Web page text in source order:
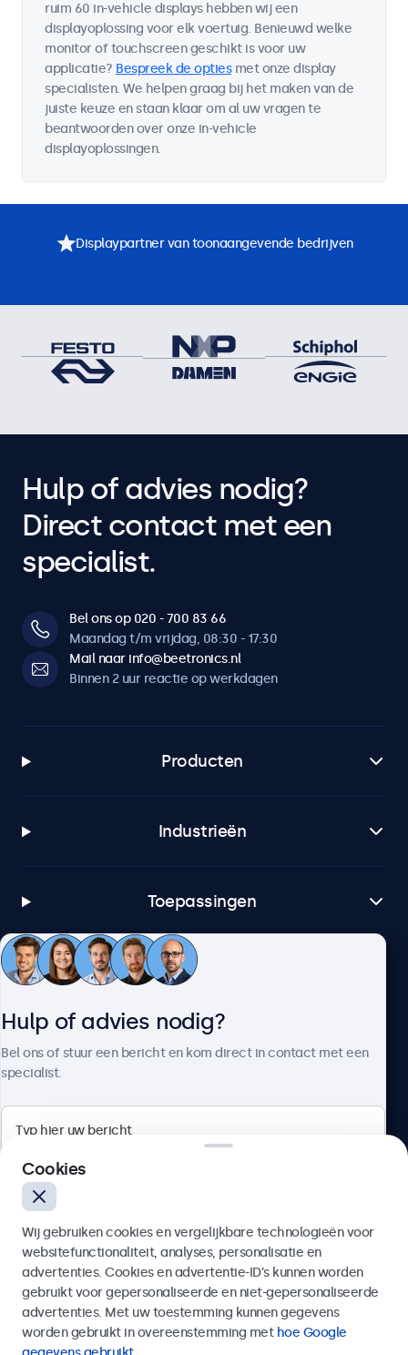
ruim 60 in-vehicle displays hebben wij een
displayoplossing voor elk voertuig. Benieuwd welke
monitor of touchscreen geschikt is voor uw
applicatie? Bespreek de optiesmet onze display
specialisten. We helpen graag bij het maken van de
juiste keuze en staan klaar om al uw vragen te
beantwoorden over onze in-vehicle
displayoplossingen.
Displaypartner van toonaangevende bedrijven
Hulp of advies nodig?
Direct contact met een
specialist.
Bel ons op 020 - 700 83 66
Maandag t/m vrijdag, 08:30 - 17:30
Mail naar info@beetronics.nl
Binnen 2 uur reactie op werkdagen
Producten
Industrieën
Toepassingen
Klantenservice
4.8/5 door 5000+ bedrijven
Nederlands
Hulp of advies nodig?
Bel ons of stuur een bericht en kom direct in contact met een
specialist.
Verzenden
Of bel ons op
Cookies
Wij gebruiken cookies en vergelijkbare technologieën voor
websitefunctionaliteit, analyses, personalisatie en
advertenties. Cookies en advertentie-ID’s kunnen worden
gebruikt voor gepersonaliseerde en niet-gepersonaliseerde
advertenties. Met uw toestemming kunnen gegevens
worden gebruikt in overeenstemming met hoe Google